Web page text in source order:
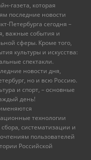
газета, которая
последние новости
Петербурга сегодня –
важные события и
сферы. Кроме того,
культуры и искусства:
спектакли.
новости дня,
но и всю Россию.
и спорт, – основные
день!
технологии
систематизации и
пользователей
Российской